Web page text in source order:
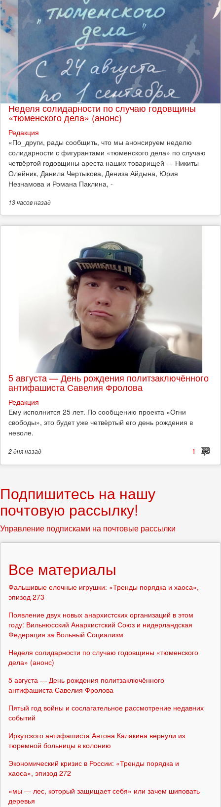
Неделя солидарности по случаю годовщины
«тюменского дела» (анонс)
Редакция
​«По_други, рады сообщить, что мы анонсируем неделю
солидарности с фигурантами «тюменского дела» по случаю
четвёртой годовщины ареста наших товарищей — Никиты
Олейник, Данила Чертыкова, Дениза Айдына, Юрия
Незнамова и Романа Паклина, -
13 часовназад
5 августа — День рождения политзаключённого
антифашиста Савелия Фролова
Редакция
Ему исполнится 25 лет. По сообщению проекта «Огни
свободы», это будет уже четвёртый его день рождения в
неволе.
2 дняназад 1
Подпишитесь на нашу
почтовую рассылку!
Управление подписками на почтовые рассылки
Все материалы
Фальшивые елочные игрушки: «Тренды порядка и хаоса»,
эпизод 273
Появление двух новых анархистских организаций в этом
году: Вильнюсский Анархистский Союз и нидерландская
Федерация за Вольный Социализм
Неделя солидарности по случаю годовщины «тюменского
дела» (анонс)
5 августа — День рождения политзаключённого
антифашиста Савелия Фролова
Пятый год войны и сослагательное рассмотрение недавних
событий
Иркутского антифашиста Антона Калакина вернули из
тюремной больницы в колонию
Экономический кризис в России: «Тренды порядка и
хаоса», эпизод 272
«мы — лес, который защищает себя» или зачем шиповать
деревья